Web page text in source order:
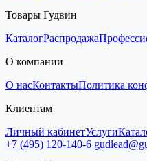
Товары Гудвин
КаталогРаспродажа
О компании
О насКонтактыПолитика
Клиентам
Личный кабинетУслуги
+7 (495) 120-140-6